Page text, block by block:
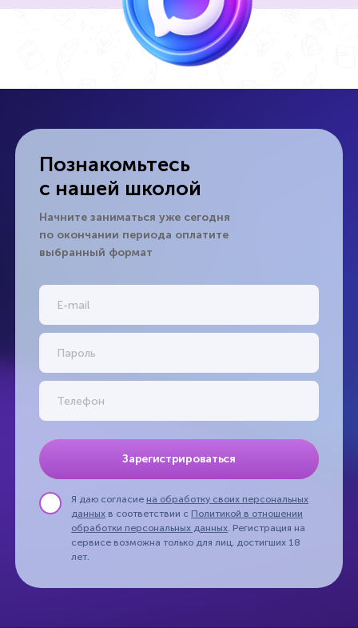
Познакомьтесь
с нашей школой
Начните заниматься уже сегодня
по окончании периода оплатите
выбранный формат
Зарегистрироваться
Я даю согласие на обработку своих персональных
данных в соответствии с Политикой в отношении
обработки персональных данных. Регистрация на
сервисе возможна только для лиц, достигших 18
лет.